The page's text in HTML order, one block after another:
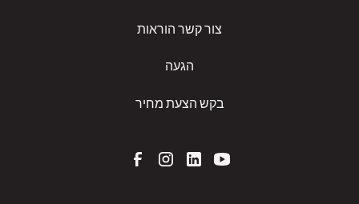
צור קשר הוראות
הגעה
בקש הצעת מחיר